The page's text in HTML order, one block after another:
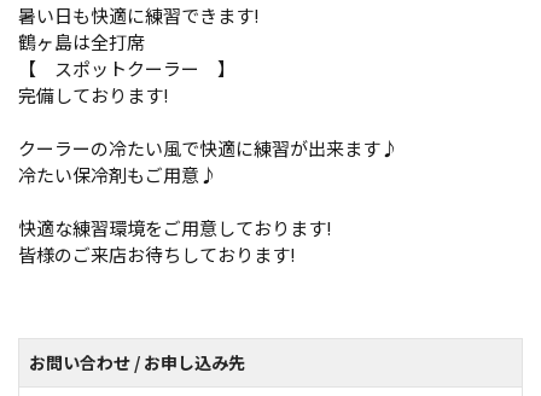
暑い日も快適に練習できます!
鶴ヶ島は全打席
【 スポットクーラー 】
完備しております!
クーラーの冷たい風で快適に練習が出来ます♪
冷たい保冷剤もご用意♪
快適な練習環境をご用意しております!
皆様のご来店お待ちしております!
お問い合わせ / お申し込み先